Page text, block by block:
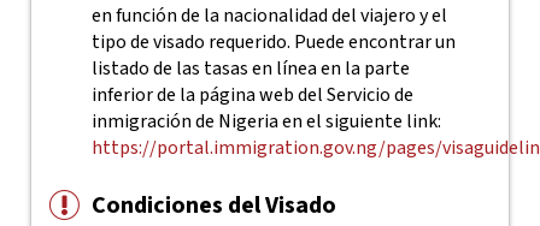
en función de la nacionalidad del viajero y el
tipo de visado requerido. Puede encontrar un
listado de las tasas en línea en la parte
inferior de la página web del Servicio de
inmigración de Nigeria en el siguiente link:
https://portal.immigration.gov.ng/pages/
Condiciones del Visado